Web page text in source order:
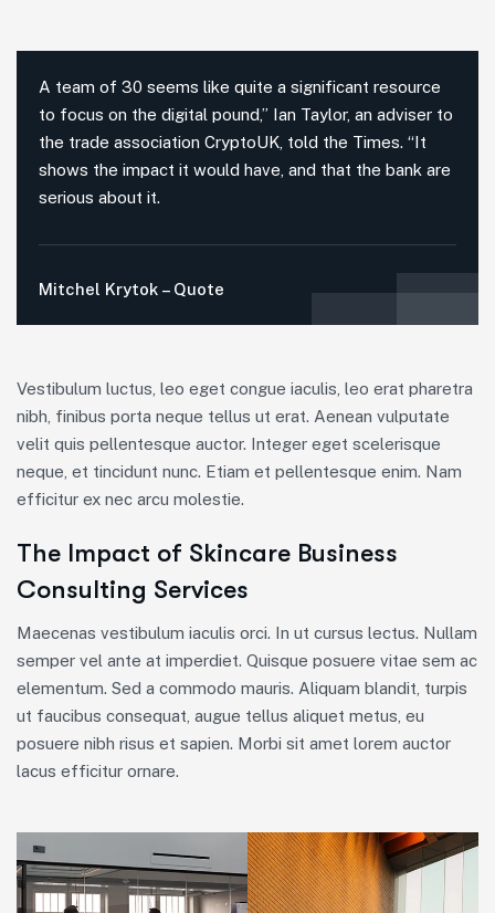
A team of 30 seems like quite a significant resource
to focus on the digital pound,” Ian Taylor, an adviser to
the trade association CryptoUK, told the Times. “It
shows the impact it would have, and that the bank are
serious about it.
Mitchel Krytok – Quote
Vestibulum luctus, leo eget congue iaculis, leo erat pharetra
nibh, finibus porta neque tellus ut erat. Aenean vulputate
velit quis pellentesque auctor. Integer eget scelerisque
neque, et tincidunt nunc. Etiam et pellentesque enim. Nam
efficitur ex nec arcu molestie.
The Impact of Skincare Business
Consulting Services
Maecenas vestibulum iaculis orci. In ut cursus lectus. Nullam
semper vel ante at imperdiet. Quisque posuere vitae sem ac
elementum. Sed a commodo mauris. Aliquam blandit, turpis
ut faucibus consequat, augue tellus aliquet metus, eu
posuere nibh risus et sapien. Morbi sit amet lorem auctor
lacus efficitur ornare.